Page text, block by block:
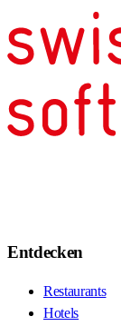
Entdecken
Restaurants
Hotels